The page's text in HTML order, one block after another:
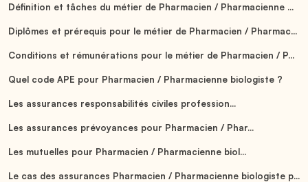
Définition et tâches du métier de Pharmacien / Pharmacienne ...
Diplômes et prérequis pour le métier de Pharmacien / Pharmac...
Conditions et rémunérations pour le métier de Pharmacien / P...
Quel code APE pour Pharmacien / Pharmacienne biologiste ?
Les assurances responsabilités civiles profession...
Les assurances prévoyances pour Pharmacien / Phar...
Les mutuelles pour Pharmacien / Pharmacienne biol...
Le cas des assurances Pharmacien / Pharmacienne biologiste p...